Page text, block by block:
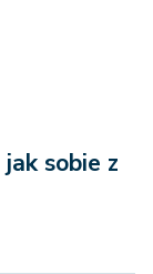
sobie z